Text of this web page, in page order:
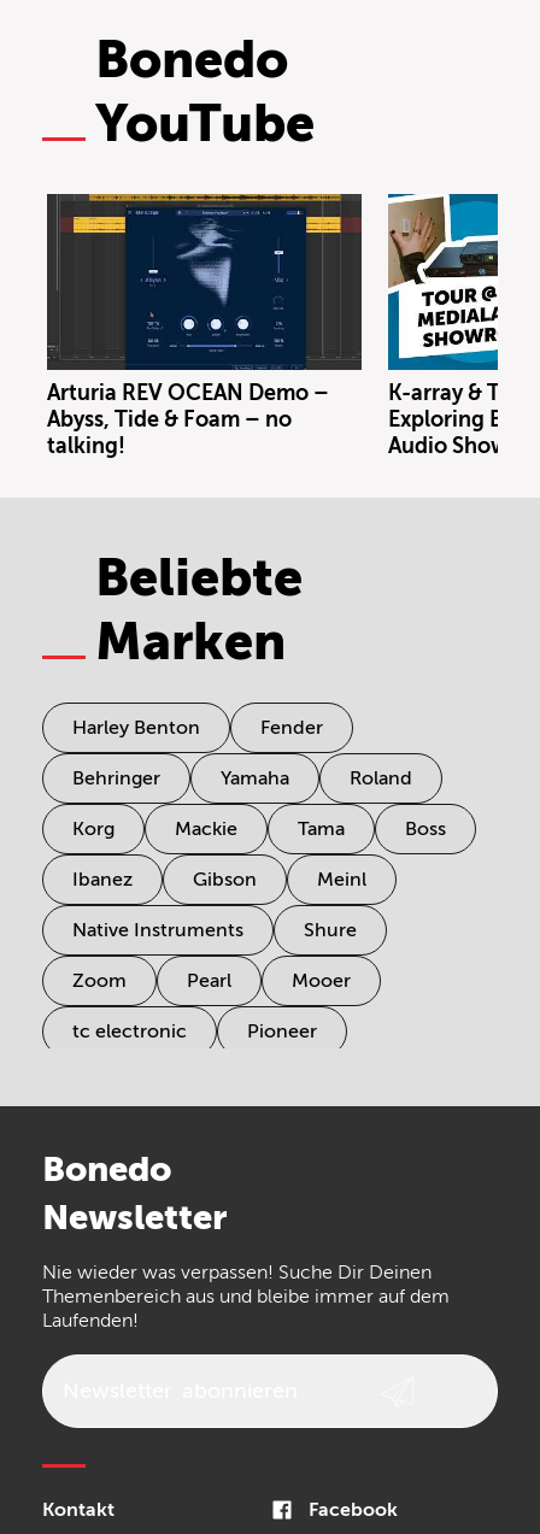
Bonedo
YouTube
Arturia REV OCEAN Demo –
Abyss, Tide & Foam – no
talking!
K-array &
Exploring
Audio
Beliebte
Marken
Harley Benton Fender
Behringer Yamaha Roland
Korg Mackie Tama Boss
Ibanez Gibson Meinl
Native Instruments Shure
Zoom Pearl Mooer
tc electronic Pioneer
Arturia
the t.bone
Walrus Audio Epiphone
Bonedo
Newsletter
Nie wieder was verpassen! Suche Dir Deinen
Themenbereich aus und bleibe immer auf dem
Laufenden!
Kontakt Facebook